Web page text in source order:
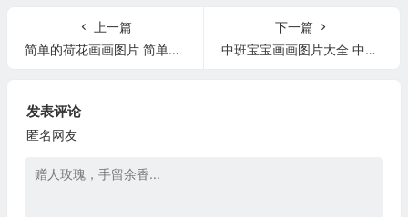
上一篇
简单的荷花画画图片 简单荷花图片马克笔笔画
下一篇
中班宝宝画画图片大全 中班宝宝绘画
发表评论
匿名网友